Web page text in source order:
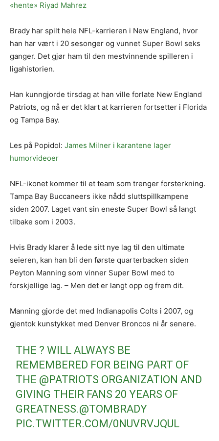
«hente» Riyad Mahrez
Brady har spilt hele NFL-karrieren i New England, hvor
han har vært i 20 sesonger og vunnet Super Bowl seks
ganger. Det gjør ham til den mestvinnende spilleren i
ligahistorien.
Han kunngjorde tirsdag at han ville forlate New England
Patriots, og nå er det klart at karrieren fortsetter i Florida
og Tampa Bay.
Les på Popidol: James Milner i karantene lager
humorvideoer
NFL-ikonet kommer til et team som trenger forsterkning.
Tampa Bay Buccaneers ikke nådd sluttspillkampene
siden 2007. Laget vant sin eneste Super Bowl så langt
tilbake som i 2003.
Hvis Brady klarer å lede sitt nye lag til den ultimate
seieren, kan han bli den første quarterbacken siden
Peyton Manning som vinner Super Bowl med to
forskjellige lag. – Men det er langt opp og frem dit.
Manning gjorde det med Indianapolis Colts i 2007, og
gjentok kunstykket med Denver Broncos ni år senere.
THE ? WILL ALWAYS BE
REMEMBERED FOR BEING PART OF
THE @PATRIOTS ORGANIZATION AND
GIVING THEIR FANS 20 YEARS OF
GREATNESS.@TOMBRADY
PIC.TWITTER.COM/0NUVRVJQUL